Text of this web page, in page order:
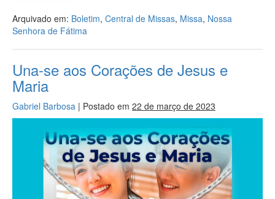
Arquivado em: Boletim, Central de Missas, Missa, Nossa
Senhora de Fátima
Una-se aos Corações de Jesus e
Maria
Gabriel Barbosa | Postado em 22 de março de 2023